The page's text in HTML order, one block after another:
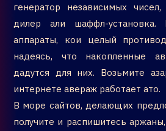
генератор независимых
дилер али шаффл-установка.
аппараты, кои целый
надеясь, что накопленные
дадутся для них. Возьмите
интернете авераж работает ато.
В море сайтов, делающих
получите и распишитесь